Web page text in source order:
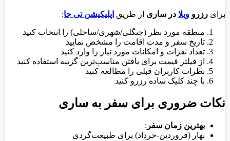
برای رزرو ویلا در ساری از طریق اپلیکیشن تی جا:
منطقه مورد نظر (جنگلی/شهری/ساحلی) را انتخاب کنید
تاریخ سفر و مدت اقامت را مشخص نمایید
تعداد نفرات و امکانات مورد نیاز را وارد کنید
از فیلتر قیمت برای یافتن مناسب‌ترین گزینه استفاده کنید
نظرات کاربران قبلی را مطالعه کنید
با چند کلیک ساده رزرو کنید
نکات ضروری برای سفر به ساری
بهترین زمان سفر :
بهار (فروردین-خرداد) برای طبیعت‌گردی